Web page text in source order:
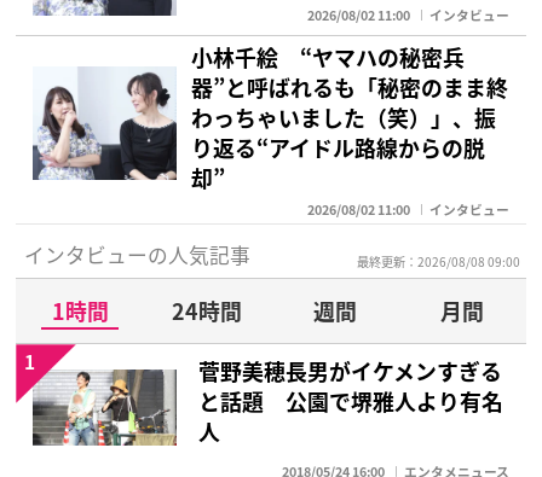
2026/08/02 11:00 インタビュー
小林千絵 “ヤマハの秘密兵
器”と呼ばれるも「秘密のまま終
わっちゃいました（笑）」、振
り返る“アイドル路線からの脱
却”
2026/08/02 11:00 インタビュー
インタビューの人気記事 最終更新：2026/08/08 09:00
1時間 24時間 週間
月間
菅野美穂長男がイケメンすぎる
と話題 公園で堺雅人より有名
人
2018/05/24 16:00 エンタメニュース
1